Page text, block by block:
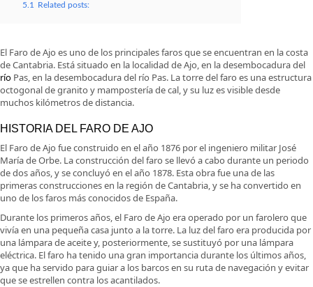
5.1
Related posts:
El Faro de Ajo es uno de los principales faros que se encuentran en la costa
de Cantabria. Está situado en la localidad de Ajo, en la desembocadura del
río Pas, en la desembocadura del río Pas. La torre del faro es una estructura
octogonal de granito y mampostería de cal, y su luz es visible desde
muchos kilómetros de distancia.
HISTORIA DEL FARO DE AJO
El Faro de Ajo fue construido en el año 1876 por el ingeniero militar José
María de Orbe. La construcción del faro se llevó a cabo durante un periodo
de dos años, y se concluyó en el año 1878. Esta obra fue una de las
primeras construcciones en la región de Cantabria, y se ha convertido en
uno de los faros más conocidos de España.
Durante los primeros años, el Faro de Ajo era operado por un farolero que
vivía en una pequeña casa junto a la torre. La luz del faro era producida por
una lámpara de aceite y, posteriormente, se sustituyó por una lámpara
eléctrica. El faro ha tenido una gran importancia durante los últimos años,
ya que ha servido para guiar a los barcos en su ruta de navegación y evitar
que se estrellen contra los acantilados.